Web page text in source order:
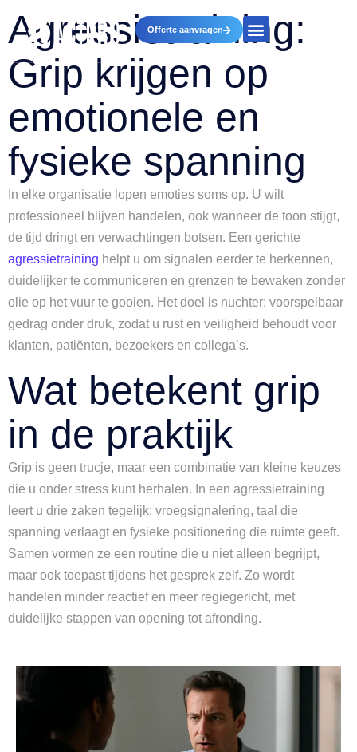
Offerte aanvragen
Agressietraining:
Grip krijgen op
emotionele en
fysieke spanning
In elke organisatie lopen emoties soms op. U wilt
professioneel blijven handelen, ook wanneer de toon stijgt,
de tijd dringt en verwachtingen botsen. Een gerichte
agressietraining helpt u om signalen eerder te herkennen,
duidelijker te communiceren en grenzen te bewaken zonder
olie op het vuur te gooien. Het doel is nuchter: voorspelbaar
gedrag onder druk, zodat u rust en veiligheid behoudt voor
klanten, patiënten, bezoekers en collega’s.
Wat betekent grip
in de praktijk
Grip is geen trucje, maar een combinatie van kleine keuzes
die u onder stress kunt herhalen. In een agressietraining
leert u drie zaken tegelijk: vroegsignalering, taal die
spanning verlaagt en fysieke positionering die ruimte geeft.
Samen vormen ze een routine die u niet alleen begrijpt,
maar ook toepast tijdens het gesprek zelf. Zo wordt
handelen minder reactief en meer regiegericht, met
duidelijke stappen van opening tot afronding.